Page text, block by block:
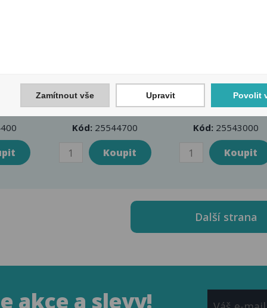
Zapalovač Clipper
CKJ11RH
Psychodelic 2
Kód: 25544700
Zapalovač
CKJ11RH Shiny
Beetle
Kód: 25543000
Další strana
akce a slevy!
Zamítnout vše Upravit Povolit